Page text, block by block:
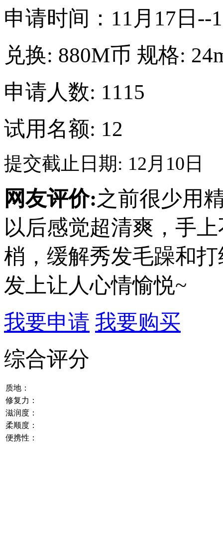
申请时间：11月17日--
兑换: 880M币 规格:
申请人数: 1115
试用名额: 12
提交截止日期: 12月10日
网友评价:之前很少用
以后感觉超清爽，手
梢，缓解秀发毛躁和
发上让人心情愉悦~
我要申请 我要购买
综合评分
质地：
修复力：
滋润度：
柔顺度：
便携性：